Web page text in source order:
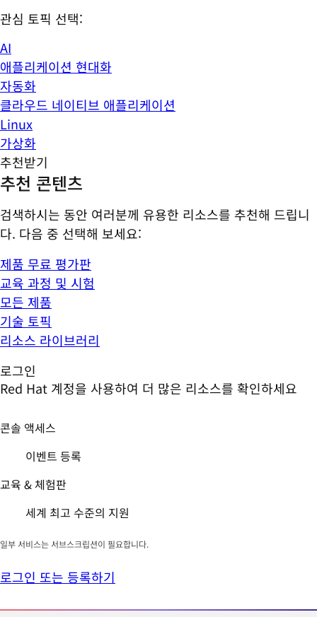
관심 토픽 선택:
AI
애플리케이션 현대화
자동화
클라우드 네이티브 애플리케이션
Linux
가상화
추천받기
추천 콘텐츠
검색하시는 동안 여러분께 유용한 리소스를 추천해 드립니
다. 다음 중 선택해 보세요:
제품 무료 평가판
교육 과정 및 시험
모든 제품
기술 토픽
리소스 라이브러리
로그인
Red Hat 계정을 사용하여 더 많은 리소스를 확인하세요
콘솔 액세스
이벤트 등록
교육 & 체험판
세계 최고 수준의 지원
일부 서비스는 서브스크립션이 필요합니다.
로그인 또는 등록하기